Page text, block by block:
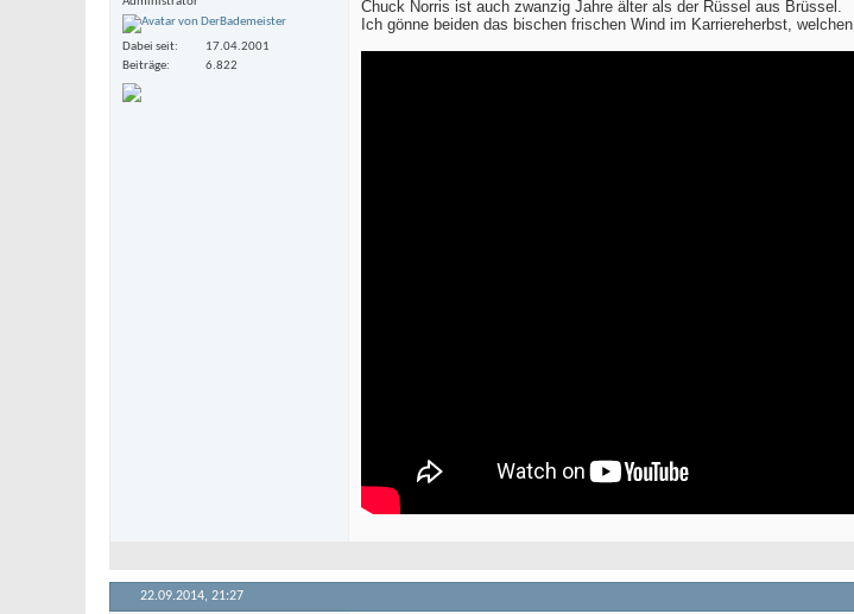
Dabei seit
17.04.2001
Beiträge
6.822
Chuck Norris ist auch zwanzig Jahre älter als der Rüssel aus Brüssel.
Ich gönne beiden das bischen frischen Wind im Karriereherbst,
22.09.2014, 21:27